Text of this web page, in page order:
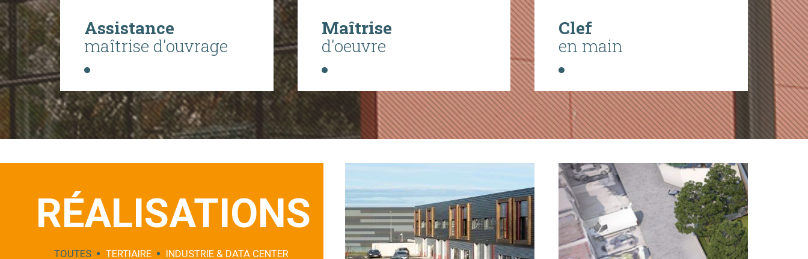
Assistance
maîtrise d'ouvrage
Maîtrise
d'oeuvre
Clef
en main
RÉALISATIONS
TOUTES TERTIAIRE
INDUSTRIE & DATA CENTER